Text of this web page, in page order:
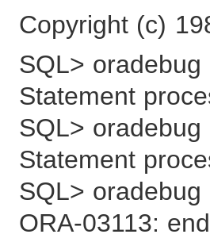
Copyright (c)
SQL> oradebug
Statement
SQL> oradebug
Statement
SQL>
ORA-03113: